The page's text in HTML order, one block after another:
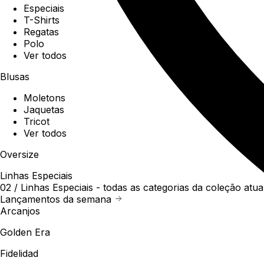
Especiais
T-Shirts
Regatas
Polo
Ver todos
Blusas
Moletons
Jaquetas
Tricot
Ver todos
Oversize
Linhas Especiais
02 / Linhas Especiais - todas as categorias da coleção
Lançamentos da semana
Arcanjos
Golden Era
Fidelidad